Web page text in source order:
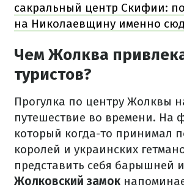
сакральный центр Скифии:
на Николаевщину именно
Чем Жолква
туристов?
Прогулка по центру Жолквы
путешествие во времени. На
который когда-то принимал
королей и украинских
представить себя барышней
Жолковский замок